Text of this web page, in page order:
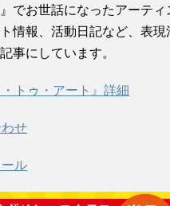
でお世話になったアーテ
情報、活動日記など、表現
事にしています。
・トゥ・アート』詳細
せ
ル